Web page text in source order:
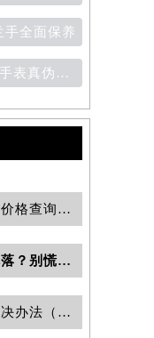
手全面保养
法穆兰手表真伪鉴别
法穆兰官方服务项目及价格查询｜服务热线及办公地址权威信息声明（2026年7月最新）
法穆兰腕表日历突然掉落？别慌！这里有解决方案
法穆兰手表表蒙破裂解决办法（法穆兰手表表蒙破裂的简单处理方法）